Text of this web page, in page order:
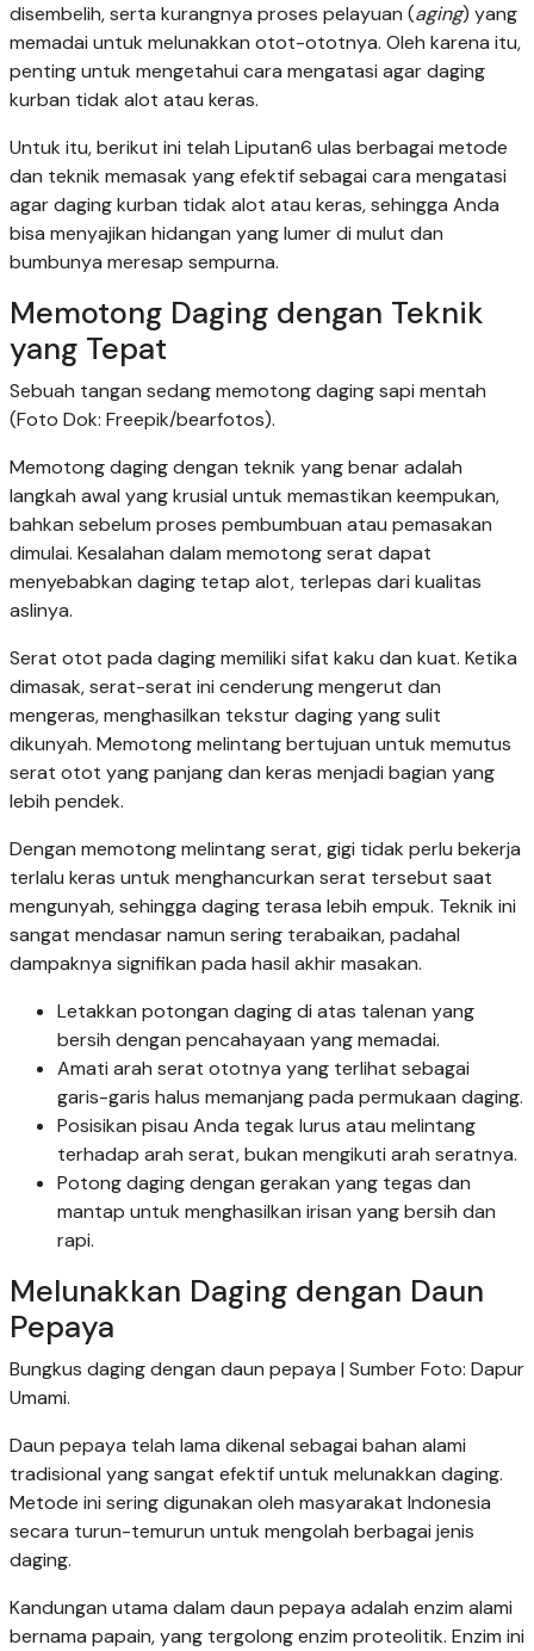
disembelih, serta kurangnya proses pelayuan (aging) yang
memadai untuk melunakkan otot-ototnya. Oleh karena itu,
penting untuk mengetahui cara mengatasi agar daging
kurban tidak alot atau keras.
Untuk itu, berikut ini telah Liputan6 ulas berbagai metode
dan teknik memasak yang efektif sebagai cara mengatasi
agar daging kurban tidak alot atau keras, sehingga Anda
bisa menyajikan hidangan yang lumer di mulut dan
bumbunya meresap sempurna.
Memotong Daging dengan Teknik
yang Tepat
Sebuah tangan sedang memotong daging sapi mentah
(Foto Dok: Freepik/bearfotos).
Memotong daging dengan teknik yang benar adalah
langkah awal yang krusial untuk memastikan keempukan,
bahkan sebelum proses pembumbuan atau pemasakan
dimulai. Kesalahan dalam memotong serat dapat
menyebabkan daging tetap alot, terlepas dari kualitas
aslinya.
Serat otot pada daging memiliki sifat kaku dan kuat. Ketika
dimasak, serat-serat ini cenderung mengerut dan
mengeras, menghasilkan tekstur daging yang sulit
dikunyah. Memotong melintang bertujuan untuk memutus
serat otot yang panjang dan keras menjadi bagian yang
lebih pendek.
Dengan memotong melintang serat, gigi tidak perlu bekerja
terlalu keras untuk menghancurkan serat tersebut saat
mengunyah, sehingga daging terasa lebih empuk. Teknik ini
sangat mendasar namun sering terabaikan, padahal
dampaknya signifikan pada hasil akhir masakan.
Letakkan potongan daging di atas talenan yang
bersih dengan pencahayaan yang memadai.
Amati arah serat ototnya yang terlihat sebagai
garis-garis halus memanjang pada permukaan daging.
Posisikan pisau Anda tegak lurus atau melintang
terhadap arah serat, bukan mengikuti arah seratnya.
Potong daging dengan gerakan yang tegas dan
mantap untuk menghasilkan irisan yang bersih dan
rapi.
Melunakkan Daging dengan Daun
Pepaya
Bungkus daging dengan daun pepaya | Sumber Foto: Dapur
Umami.
Daun pepaya telah lama dikenal sebagai bahan alami
tradisional yang sangat efektif untuk melunakkan daging.
Metode ini sering digunakan oleh masyarakat Indonesia
secara turun-temurun untuk mengolah berbagai jenis
daging.
Kandungan utama dalam daun pepaya adalah enzim alami
bernama papain, yang tergolong enzim proteolitik. Enzim ini